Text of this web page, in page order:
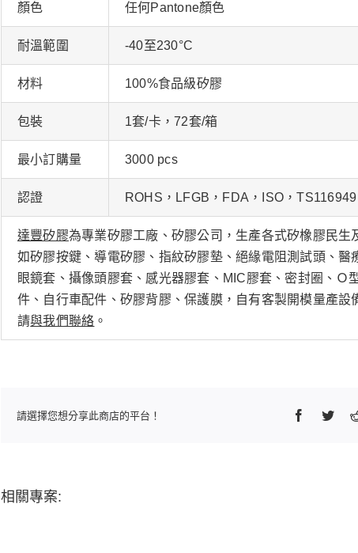
顏色 任何Pantone顏色
耐溫範圍 -40至230°C
材料 100%食品級矽膠
包裝 1套/卡，72套/箱
最小訂購量 3000 pcs
認證 ROHS，LFGB，FDA，ISO，TS116949
達豐矽膠為專業矽膠工廠、矽膠公司，生產各式矽橡膠民生
如矽膠按鍵、導電矽膠、指紋矽膠墊、絕緣電阻測試頭、醫
眼鏡套、攝像頭膠套、感光器膠套、MIC膠套、密封圈、Ｏ
件、自行車配件、矽膠背膠、保護膜，自有客製開模量產設
請與我們聯絡 。
請選擇您想分享此商店的平台！ Facebook
相關專案: